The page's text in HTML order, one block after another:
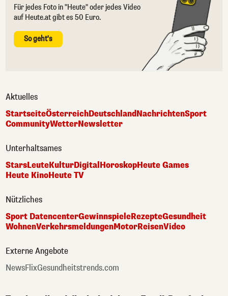
Für jedes Foto in "Heute" oder jedes Video
auf Heute.at gibt es 50 Euro.
So geht's
Aktuelles
StartseiteÖsterreichDeutschlandNachrichtenSport
CommunityWetterNewsletter
Unterhaltsames
StarsLeuteKulturDigitalHoroskopHeute Games
Heute KinoHeute TV
Nützliches
Sport DatencenterGewinnspieleRezepteGesundheit
WohnenVerkehrsmeldungenMotorReisenVideo
Externe Angebote
NewsFlixGesundheitstrends.com